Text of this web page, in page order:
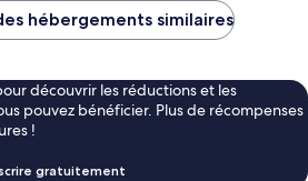
de
hébergements similaires
découvrir les réductions et les
pouvez bénéficier. Plus de récompenses
!
gratuitement